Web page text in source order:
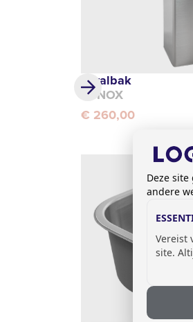
Afvalbak
SYNOX
€ 260,00
Deze
andere
Vereist
site.